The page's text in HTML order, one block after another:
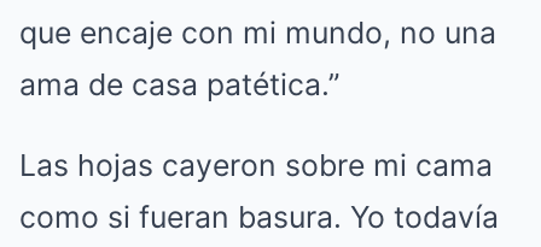
que encaje con mi mundo, no una
ama de casa patética.”
Las hojas cayeron sobre mi cama
como si fueran basura. Yo todavía